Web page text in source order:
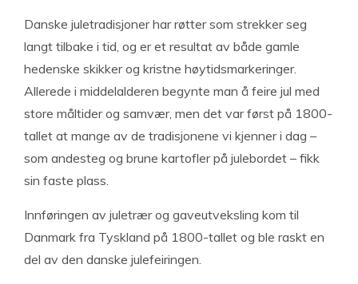
Danske juletradisjoner har røtter som strekker seg
langt tilbake i tid, og er et resultat av både gamle
hedenske skikker og kristne høytidsmarkeringer.
Allerede i middelalderen begynte man å feire jul med
store måltider og samvær, men det var først på 1800-
tallet at mange av de tradisjonene vi kjenner i dag –
som andesteg og brune kartofler på julebordet – fikk
sin faste plass.
Innføringen av juletrær og gaveutveksling kom til
Danmark fra Tyskland på 1800-tallet og ble raskt en
del av den danske julefeiringen.